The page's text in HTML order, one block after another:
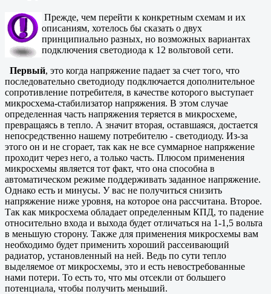
Прежде, чем перейти к конкретным схемам и их
описаниям, хотелось бы сказать о двух
принципиально разных, но возможных вариантах
подключения светодиода к 12 вольтовой сети.
Первый, это когда напряжение падает за счет того, что
последовательно светодиоду подключается дополнительное
сопротивление потребителя, в качестве которого выступает
микросхема-стабилизатор напряжения. В этом случае
определенная часть напряжения теряется в микросхеме,
превращаясь в тепло. А значит вторая, оставшаяся, достается
непосредственно нашему потребителю - светодиоду. Из-за
этого он и не сгорает, так как не все суммарное напряжение
проходит через него, а только часть. Плюсом применения
микросхемы является тот факт, что она способна в
автоматическом режиме поддерживать заданное напряжение.
Однако есть и минусы. У вас не получиться снизить
напряжение ниже уровня, на которое она рассчитана. Второе.
Так как микросхема обладает определенным КПД, то падение
относительно входа и выхода будет отличаться на 1-1,5 вольта
в меньшую сторону. Также для применения микросхемы вам
необходимо будет применить хороший рассеивающий
радиатор, установленный на ней. Ведь по сути тепло
выделяемое от микросхемы, это и есть невостребованные
нами потери. То есть то, что мы отсекли от большего
потенциала, чтобы получить меньший.